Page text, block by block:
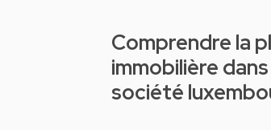
Comprendre la place et l’importance d’une due diligence
immobilière
société